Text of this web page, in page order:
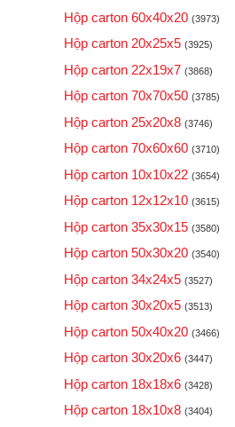
Hộp carton 60x40x20 (3973)
Hộp carton 20x25x5 (3925)
Hộp carton 22x19x7 (3868)
Hộp carton 70x70x50 (3785)
Hộp carton 25x20x8 (3746)
Hộp carton 70x60x60 (3710)
Hộp carton 10x10x22 (3654)
Hộp carton 12x12x10 (3615)
Hộp carton 35x30x15 (3580)
Hộp carton 50x30x20 (3540)
Hộp carton 34x24x5 (3527)
Hộp carton 30x20x5 (3513)
Hộp carton 50x40x20 (3466)
Hộp carton 30x20x6 (3447)
Hộp carton 18x18x6 (3428)
Hộp carton 18x10x8 (3404)